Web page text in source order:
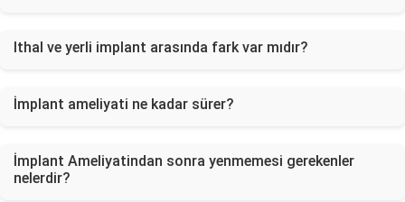
Ithal ve yerli implant arasında fark var mıdır?
İmplant ameliyati ne kadar sürer?
İmplant Ameliyatindan sonra yenmemesi gerekenler
nelerdir?